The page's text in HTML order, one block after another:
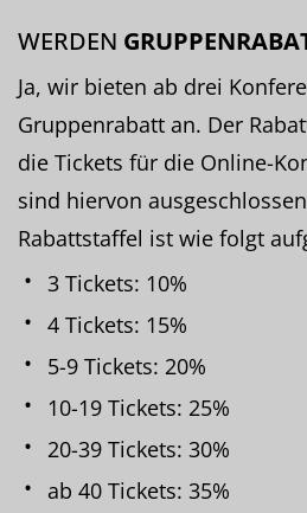
WERDEN
Ja, wir bieten ab drei
Gruppenrabatt an. Der
die Tickets für die Online-
sind hiervon
Rabattstaffel ist wie folgt
3 Tickets: 10%
4 Tickets: 15%
5-9 Tickets: 20%
10-19 Tickets: 25%
20-39 Tickets: 30%
ab 40 Tickets: 35%